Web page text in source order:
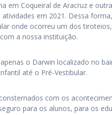
em Coqueiral de Aracruz e
em 2021. Dessa
onde ocorreu um dos
a nossa instituição.
o Darwin localizado no
até o Pré-Vestibular.
com os
para os alunos, para os